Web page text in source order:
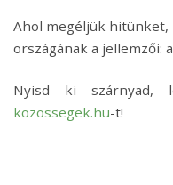
Ahol megéljük
országának a jellemzői:
Nyisd ki szárnyad,
kozossegek.hu-t!